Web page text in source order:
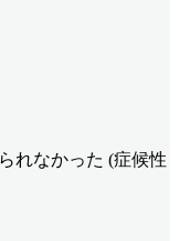
れなかった (症候性